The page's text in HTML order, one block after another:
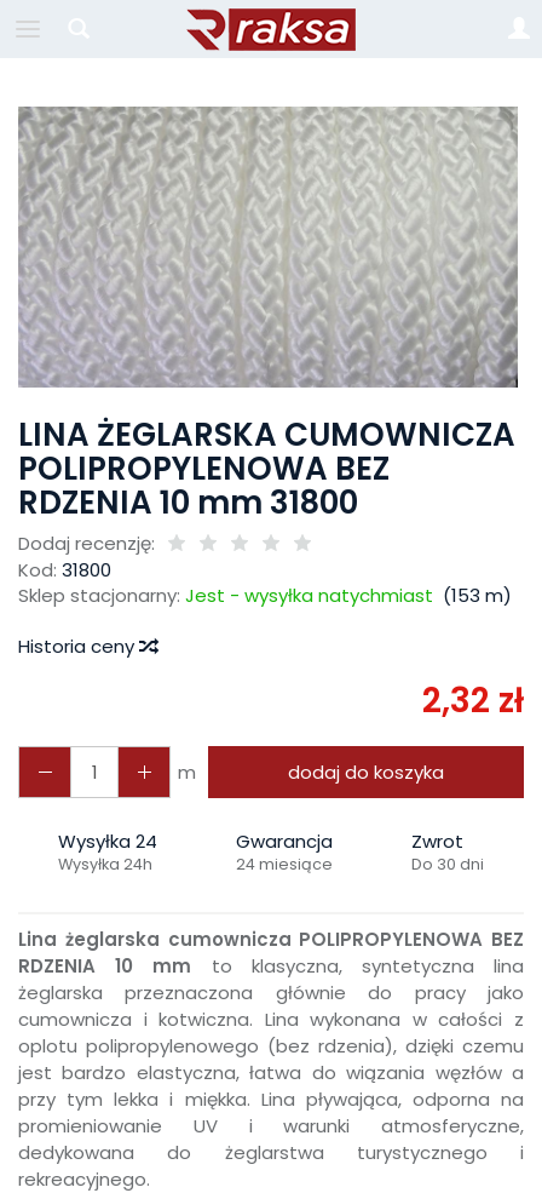
LINA ŻEGLARSKA CUMOWNICZA
POLIPROPYLENOWA BEZ
RDZENIA 10 mm 31800
Dodaj recenzję:
Kod: 31800
Sklep stacjonarny: Jest - wysyłka natychmiast (153 m)
Historia ceny
2,32 zł
m dodaj do koszyka
Wysyłka 24
Wysyłka 24h
Gwarancja
24 miesiące
Zwrot
Do 30 dni
Lina żeglarska cumownicza POLIPROPYLENOWA BEZ
RDZENIA 10 mm to klasyczna, syntetyczna lina
żeglarska przeznaczona głównie do pracy jako
cumownicza i kotwiczna. Lina wykonana w całości z
oplotu polipropylenowego (bez rdzenia), dzięki czemu
jest bardzo elastyczna, łatwa do wiązania węzłów a
przy tym lekka i miękka. Lina pływająca, odporna na
promieniowanie UV i warunki atmosferyczne,
dedykowana do żeglarstwa turystycznego i
rekreacyjnego.